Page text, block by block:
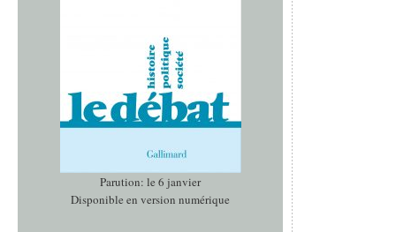
Parution: le 6 janvier
Disponible en version numérique